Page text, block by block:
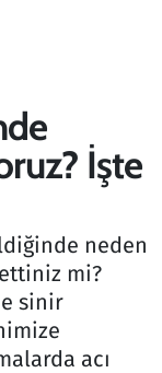
İşte
neden
mi?
sinir
acı